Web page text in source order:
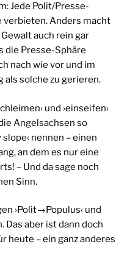
Jede Polit/Presse-
verbieten. Anders macht
auch rein gar
die Presse-Sphäre
nach wie vor und im
als solche zu gerieren.
und ›einseifen‹
Angel­sachsen so
nennen – einen
an dem es nur eine
– Und da sage noch
Sinn.
›Polit→Populus‹ und
Das aber ist dann doch
heute – ein ganz anderes